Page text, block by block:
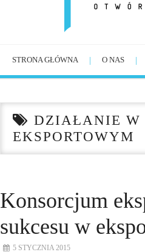
STRONA GŁÓWNA O NAS
DZIAŁANIE W
EKSPORTOWYM
Konsorcjum
sukcesu w
5 STYCZNIA 2015